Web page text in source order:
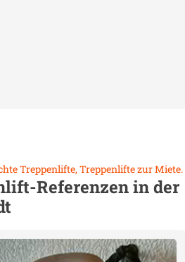
Treppenlifte, Treppenlifte zur Miete.
Referenzen in der